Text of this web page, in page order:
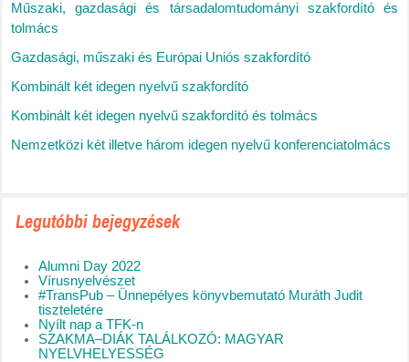
Műszaki, gazdasági és társadalomtudományi szakfordító és
tolmács
Gazdasági, műszaki és Európai Uniós szakfordító
Kombinált két idegen nyelvű szakfordító
Kombinált két idegen nyelvű szakfordító és tolmács
Nemzetközi két illetve három idegen nyelvű konferenciatolmács
Legutóbbi bejegyzések
Alumni Day 2022
Vírusnyelvészet
#TransPub – Ünnepélyes könyvbemutató Muráth Judit
tiszteletére
Nyílt nap a TFK-n
SZAKMA–DIÁK TALÁLKOZÓ: MAGYAR
NYELVHELYESSÉG